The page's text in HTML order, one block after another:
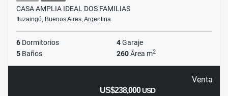
CASA AMPLIA IDEAL DOS FAMILIAS
Ituzaingó, Buenos Aires, Argentina
6 Dormitorios 4Garaje
5 Baños 260Área m2
Venta
US$238,000USD